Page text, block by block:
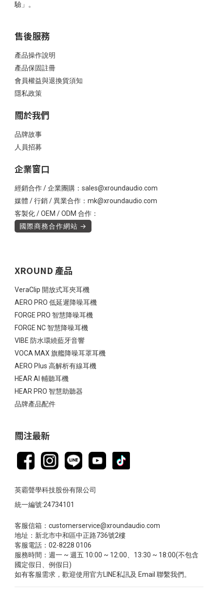
驗」。
售後服務
產品操作說明
產品保固註冊
會員權益與退換貨須知
隱私政策
關於我們
品牌故事
人員招募
企業窗口
經銷合作 / 企業團購：sales@xroundaudio.com
媒體 / 行銷 / 異業合作：mk@xroundaudio.com
客製化 / OEM / ODM 合作：
國際商務合作網站 →
XROUND 產品
VeraClip 開放式耳夾耳機
AERO PRO 低延遲降噪耳機
FORGE PRO 智慧降噪耳機
FORGE NC 智慧降噪耳機
VIBE 防水環繞藍牙音響
VOCA MAX 旗艦降噪耳罩耳機
AERO Plus 高解析有線耳機
HEAR AI 輔聽耳機
HEAR PRO 智慧助聽器
品牌產品配件
關注最新
英霸聲學科技股份有限公司
統一編號:24734101
客服信箱：customerservice@xroundaudio.com
地址：新北市中和區中正路736號2樓
客服電話：02-8228 0106
服務時間：週一 ~ 週五 10:00 ~ 12:00、13:30 ~ 18:00(不包含
國定假日、例假日)
如有客服需求，歡迎使用官方LINE私訊及 Email 聯繫我們。